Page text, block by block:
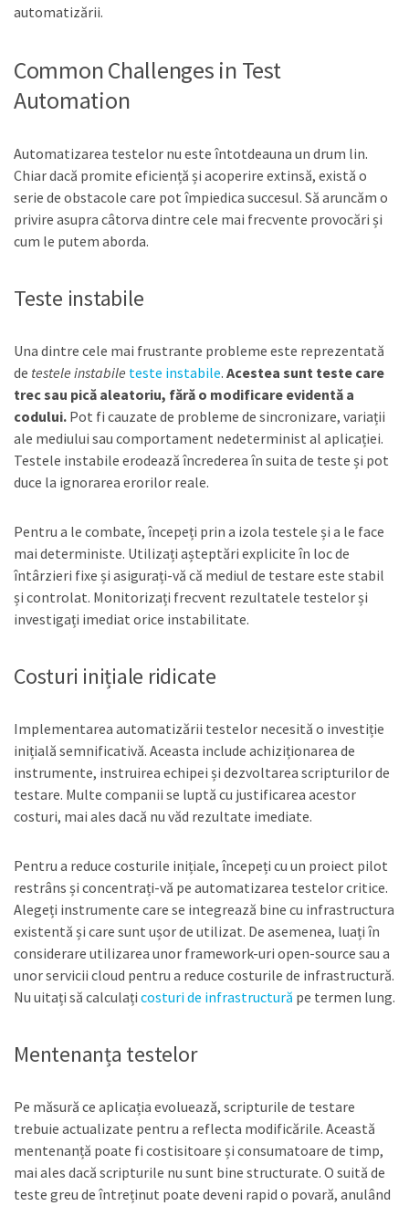
automatizării.
Common Challenges in Test
Automation
Automatizarea testelor nu este întotdeauna un drum lin.
Chiar dacă promite eficiență și acoperire extinsă, există o
serie de obstacole care pot împiedica succesul. Să aruncăm o
privire asupra câtorva dintre cele mai frecvente provocări și
cum le putem aborda.
Teste instabile
Una dintre cele mai frustrante probleme este reprezentată
de testele instabile teste instabile. Acestea sunt teste care
trec sau pică aleatoriu, fără o modificare evidentă a
codului. Pot fi cauzate de probleme de sincronizare, variații
ale mediului sau comportament nedeterminist al aplicației.
Testele instabile erodează încrederea în suita de teste și pot
duce la ignorarea erorilor reale.
Pentru a le combate, începeți prin a izola testele și a le face
mai deterministe. Utilizați așteptări explicite în loc de
întârzieri fixe și asigurați-vă că mediul de testare este stabil
și controlat. Monitorizați frecvent rezultatele testelor și
investigați imediat orice instabilitate.
Costuri inițiale ridicate
Implementarea automatizării testelor necesită o investiție
inițială semnificativă. Aceasta include achiziționarea de
instrumente, instruirea echipei și dezvoltarea scripturilor de
testare. Multe companii se luptă cu justificarea acestor
costuri, mai ales dacă nu văd rezultate imediate.
Pentru a reduce costurile inițiale, începeți cu un proiect pilot
restrâns și concentrați-vă pe automatizarea testelor critice.
Alegeți instrumente care se integrează bine cu infrastructura
existentă și care sunt ușor de utilizat. De asemenea, luați în
considerare utilizarea unor framework-uri open-source sau a
unor servicii cloud pentru a reduce costurile de infrastructură.
Nu uitați să calculați costuri de infrastructură pe termen lung.
Mentenanța testelor
Pe măsură ce aplicația evoluează, scripturile de testare
trebuie actualizate pentru a reflecta modificările. Această
mentenanță poate fi costisitoare și consumatoare de timp,
mai ales dacă scripturile nu sunt bine structurate. O suită de
teste greu de întreținut poate deveni rapid o povară, anulând